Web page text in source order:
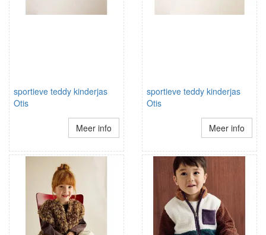
sportieve teddy kinderjas
Otis
Meer info
sportieve teddy kinderjas
Otis
Meer info